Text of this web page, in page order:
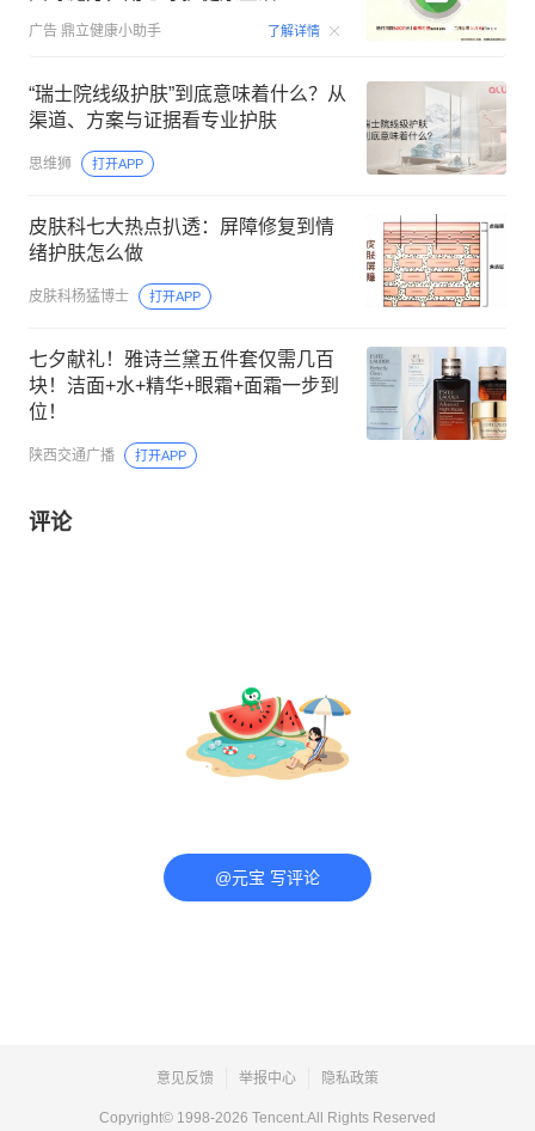
广告 鼎立健康小助手 了解详情 00:06
“瑞士院线级护肤”到底意味着什么？从
渠道、方案与证据看专业护肤
思维狮 打开APP
皮肤科七大热点扒透：屏障修复到情
绪护肤怎么做
皮肤科杨猛博士 打开APP
七夕献礼！雅诗兰黛五件套仅需几百
块！洁面+水+精华+眼霜+面霜一步到
位！
陕西交通广播 打开APP
评论
@元宝 写评论
意见反馈 举报中心 隐私政策
Copyright© 1998-2026 Tencent.All Rights Reserved